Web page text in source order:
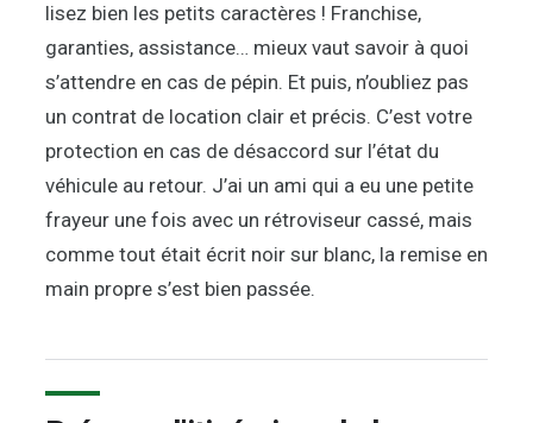
lisez bien les petits caractères ! Franchise,
garanties, assistance… mieux vaut savoir à quoi
s’attendre en cas de pépin. Et puis, n’oubliez pas
un contrat de location clair et précis. C’est votre
protection en cas de désaccord sur l’état du
véhicule au retour. J’ai un ami qui a eu une petite
frayeur une fois avec un rétroviseur cassé, mais
comme tout était écrit noir sur blanc, la remise en
main propre s’est bien passée.